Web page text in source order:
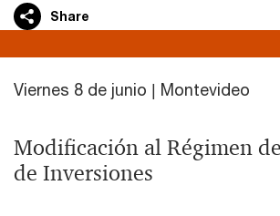
Share
Viernes 8 de junio | Montevideo
Modificación al Régimen
de Inversiones